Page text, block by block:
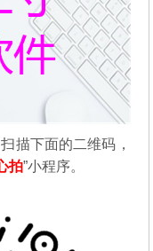
描下面的二维码，
拍”小程序。